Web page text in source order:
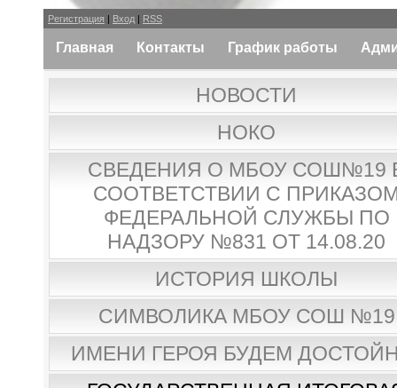
Регистрация | Вход | RSS
Главная Контакты График работы
НОВОСТИ
НОКО
СВЕДЕНИЯ О МБОУ СОШ№19
СООТВЕТСТВИИ С
ФЕДЕРАЛЬНОЙ СЛУЖБЫ ПО
НАДЗОРУ №831 ОТ 14.08.20
ИСТОРИЯ ШКОЛЫ
СИМВОЛИКА МБОУ СОШ №19
ИМЕНИ ГЕРОЯ БУДЕМ